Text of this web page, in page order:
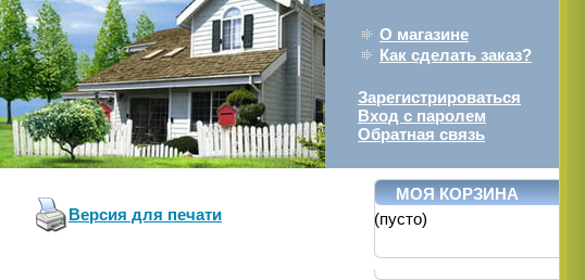
О магазине
Как сделать заказ?
Зарегистрироваться
Вход с паролем
Обратная связь
Версия для печати
МОЯ КОРЗИНА
(пусто)